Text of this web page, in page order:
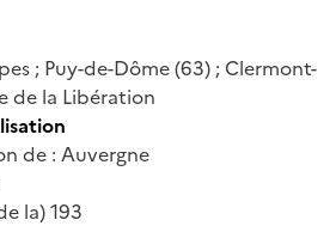
; Puy-de-Dôme (63) ; Clermont-
de la Libération
de : Auvergne
la) 193